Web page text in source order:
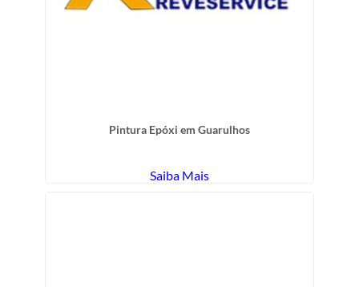
Pintura Epóxi em Guarulhos
Saiba Mais